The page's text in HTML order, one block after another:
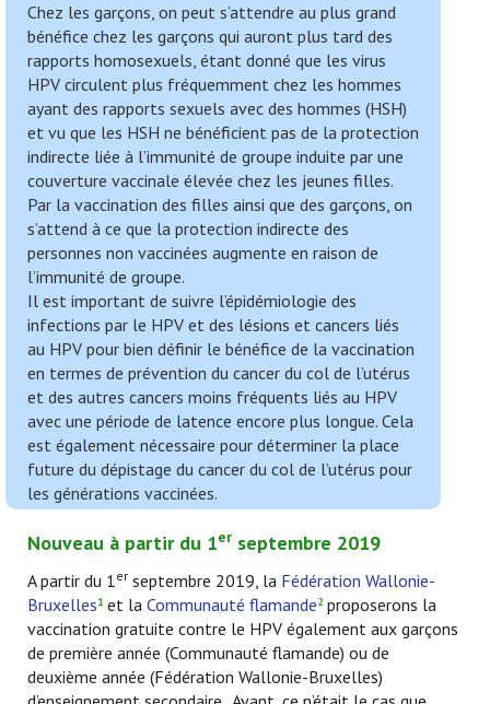
Chez les garçons, on peut s’attendre au plus grand
bénéfice chez les garçons qui auront plus tard des
rapports homosexuels, étant donné que les virus
HPV circulent plus fréquemment chez les hommes
ayant des rapports sexuels avec des hommes (HSH)
et vu que les HSH ne bénéficient pas de la protection
indirecte liée à l’immunité de groupe induite par une
couverture vaccinale élevée chez les jeunes filles.
Par la vaccination des filles ainsi que des garçons, on
s’attend à ce que la protection indirecte des
personnes non vaccinées augmente en raison de
l’immunité de groupe.
Il est important de suivre l’épidémiologie des
infections par le HPV et des lésions et cancers liés
au HPV pour bien définir le bénéfice de la vaccination
en termes de prévention du cancer du col de l’utérus
et des autres cancers moins fréquents liés au HPV
avec une période de latence encore plus longue. Cela
est également nécessaire pour déterminer la place
future du dépistage du cancer du col de l’utérus pour
les générations vaccinées.
Nouveau à partir du 1er septembre 2019
A partir du 1er septembre 2019, la Fédération Wallonie-
Bruxelles1 et la Communauté flamande2 proposerons la
vaccination gratuite contre le HPV également aux garçons
de première année (Communauté flamande) ou de
deuxième année (Fédération Wallonie-Bruxelles)